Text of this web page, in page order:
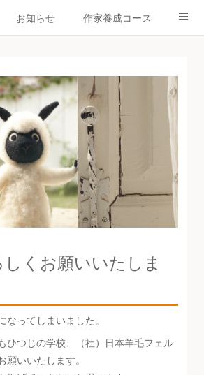
お知らせ 作家養成コース
ム お問い合わせ
くお願いいたしま
ってしまいました。
ひつじの学校、（社）日本羊毛フェル
願いいたします。